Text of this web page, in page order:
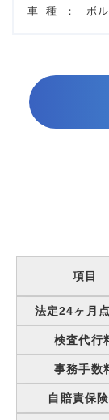
車種：
ボ
項目
法定24ヶ月
検査代行
事務手数
自賠責保